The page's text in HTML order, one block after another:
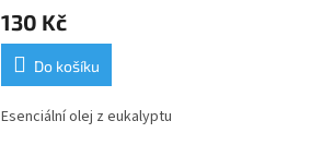
130 Kč
Do košíku
Esenciální olej z eukalyptu